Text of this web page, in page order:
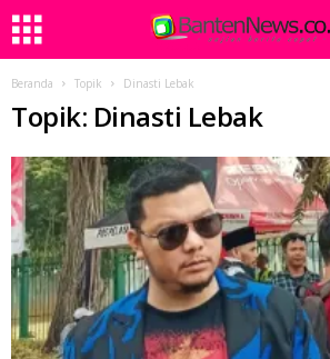
Beranda Topik Dinasti Lebak
Topik: Dinasti Lebak